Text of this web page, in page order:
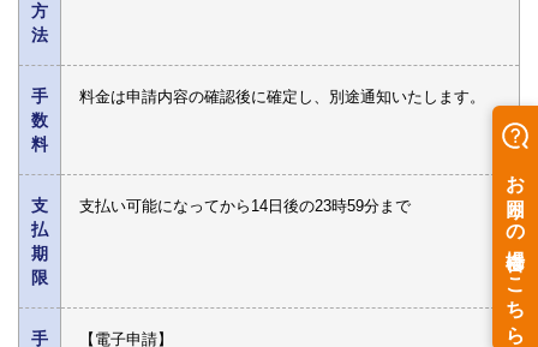
方
法
手
数
料
料金は申請内容の確認後に確定し、別途通知いたします。
支
払
期
限
支払い可能になってから14日後の23時59分まで
手
【電子申請】